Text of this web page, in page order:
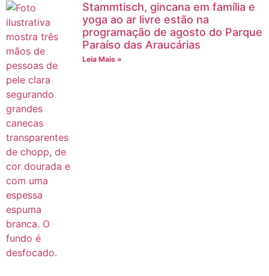
Stammtisch, gincana em família e
yoga ao ar livre estão na
programação de agosto do Parque
Paraíso das Araucárias
Leia Mais »